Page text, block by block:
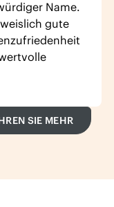
Name.
gute
SIE MEHR